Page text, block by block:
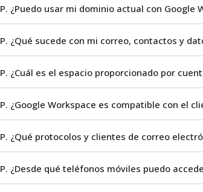
P. ¿Puedo usar mi dominio actual con Google
P. ¿Qué sucede con mi correo, contactos y
P. ¿Cuál es el espacio proporcionado por
P. ¿Google Workspace es compatible con el
P. ¿Qué protocolos y clientes de correo
P. ¿Desde qué teléfonos móviles puedo